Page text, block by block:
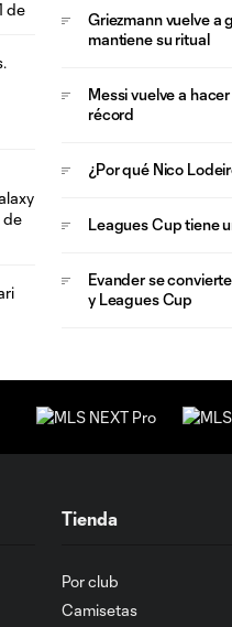
Griezmann vuelve a
mantiene su ritual
Messi vuelve a
récord
¿Por qué Nico
Leagues Cup tiene
Evander se
y Leagues Cup
Tienda
Por club
Camisetas